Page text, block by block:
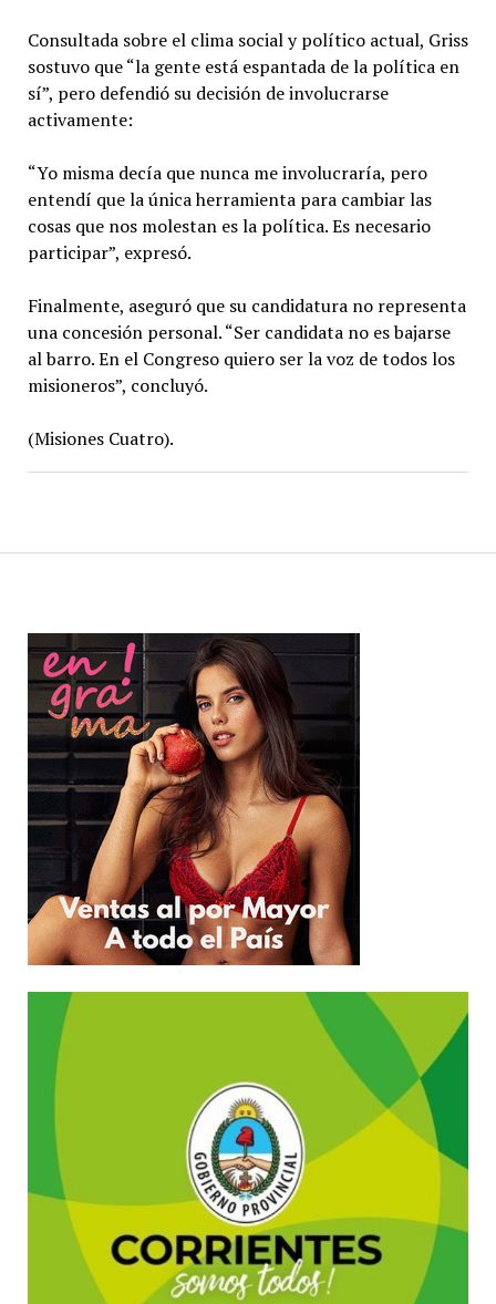
Consultada sobre el clima social y político actual, Griss
sostuvo que “la gente está espantada de la política en
sí”, pero defendió su decisión de involucrarse
activamente:
“Yo misma decía que nunca me involucraría, pero
entendí que la única herramienta para cambiar las
cosas que nos molestan es la política. Es necesario
participar”, expresó.
Finalmente, aseguró que su candidatura no representa
una concesión personal. “Ser candidata no es bajarse
al barro. En el Congreso quiero ser la voz de todos los
misioneros”, concluyó.
(Misiones Cuatro).